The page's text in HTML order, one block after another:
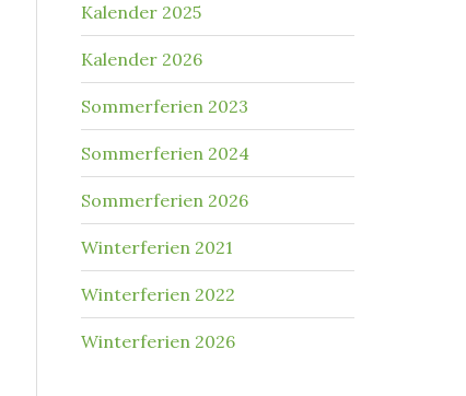
Kalender 2025
Kalender 2026
Sommerferien 2023
Sommerferien 2024
Sommerferien 2026
Winterferien 2021
Winterferien 2022
Winterferien 2026